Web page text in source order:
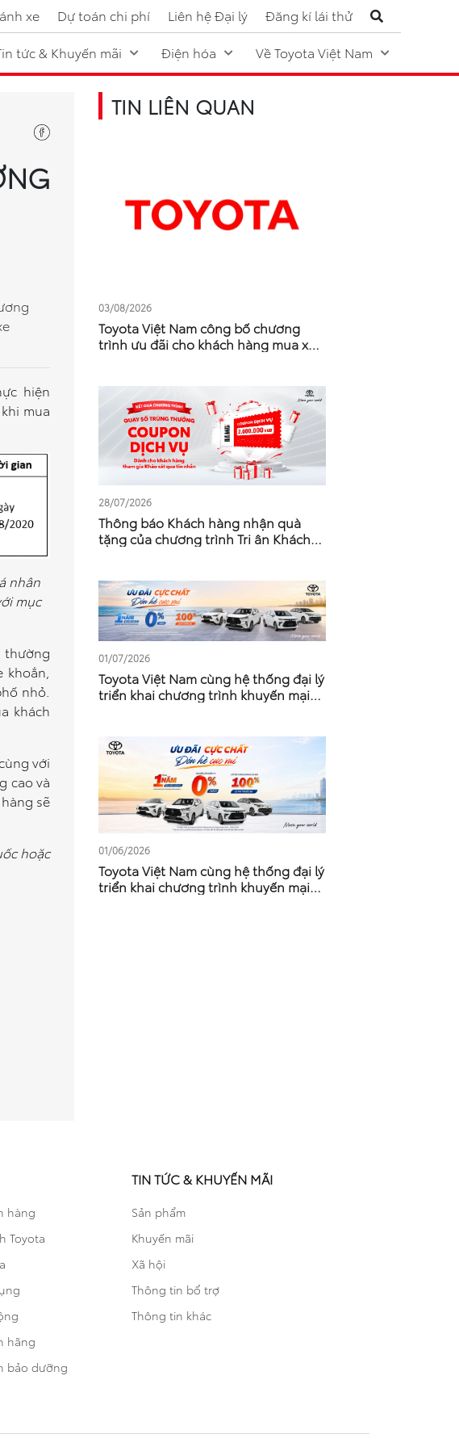
xe Dự toán chi phí Liên hệ Đại lý
Đăng kí lái thử
tức & Khuyến mãi Điện hóa Về Toyota Việt Nam
hiện
mua
nhân
mục
thường
nhỏ.
khách
với
cao và
sẽ
hoặc
TIN LIÊN QUAN
03/08/2026
Toyota Việt Nam công bố chương
trình ưu đãi cho khách hàng mua xe
28/07/2026
Thông báo Khách hàng nhận quà
tặng của chương trình Tri ân Khách
01/07/2026
Toyota Việt Nam cùng hệ thống đại lý
triển khai chương trình khuyến mại
01/06/2026
Toyota Việt Nam cùng hệ thống đại lý
triển khai chương trình khuyến mại
hàng
Toyota
hãng
bảo dưỡng
TIN TỨC & KHUYẾN MÃI
Sản phẩm
Khuyến mãi
Xã hội
Thông tin bổ trợ
Thông tin khác